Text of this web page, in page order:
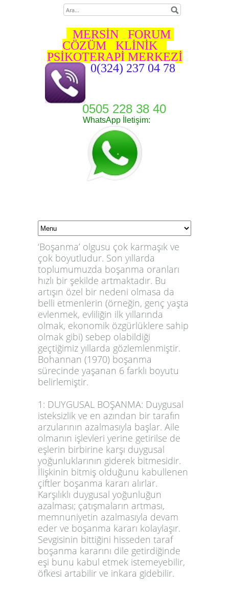
MERSİN FORUM
ÇÖZÜM KLİNİK
PSİKOTERAPİ MERKEZİ
0(324) 237 04 78
0505 228 38 40
WhatsApp İletişim:
‘Boşanma’ olgusu çok karmaşık ve
çok boyutludur. Son yıllarda
toplumumuzda boşanma oranları
hızlı bir şekilde artmaktadır. Bu
artışın özel bir nedeni olmasa da
belli etmenlerin (örneğin, genç yaşta
evlenmek, evliliğin ilk yıllarında
olmak, ekonomik özgürlüklere sahip
olmak gibi) sebep olabildiği
geçtiğimiz yıllarda gözlemlenmiştir.
Bohannan (1970) boşanma
sürecinde yaşanan 6 farklı boyutu
belirlemiştir.
1: DUYGUSAL BOŞANMA: Duygusal
isteksizlik ve en azından bir tarafın
arzularının azalmasıyla başlar. Aile
olmanın işlevleri yerine getirilse de
eşlerin birbirine karşı duygusal
yoğunluklarının giderek bitmesidir.
İlişkinin bitmiş olduğunu kabullenen
çiftler boşanma kararı alırlar.
Karşılıklı duygusal yoğunluğun
azalması; çatışmaların artması,
memnuniyetin azalmasıyla devam
eder ve boşanma kararı kolaylaşır.
Sevgisinin bittiğini hisseden taraf
boşanma kararını dile getirdiğinde
eşi bunu kabul etmek istemeyebilir,
öfkesi artabilir ve inkara gidebilir.